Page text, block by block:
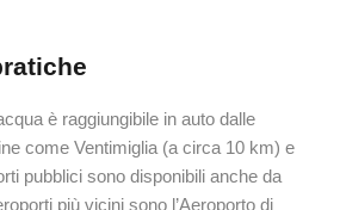
è raggiungibile in auto dalle
come Ventimiglia (a circa 10 km) e
pubblici sono disponibili anche da
più vicini sono l’Aeroporto di